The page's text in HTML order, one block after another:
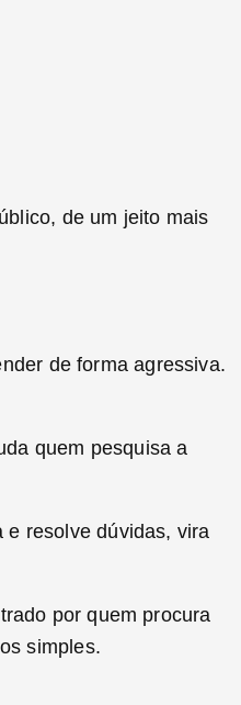
de um jeito mais
de forma agressiva.
quem pesquisa a
e resolve dúvidas, vira
por quem procura
simples.